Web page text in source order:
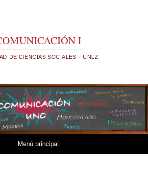
I
DE CIENCIAS SOCIALES – UNLZ
Menú principal